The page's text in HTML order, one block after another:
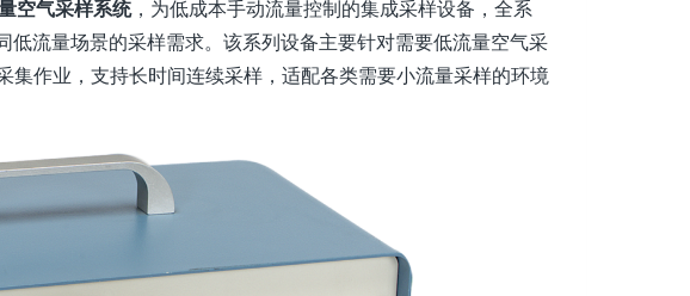
空气采样系统，为低成本手动流量控制的集成采样设备，全系
流量场景的采样需求。该系列设备主要针对需要低流量空气采
作业，支持长时间连续采样，适配各类需要小流量采样的环境